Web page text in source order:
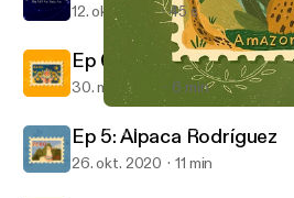
Viajes Inmóviles
12. okt. 2024 45 s
Ep 6: Bahía de todos los
30. maj 2022 6 min
Ep 5: Alpaca Rodríguez
26. okt. 2020 11 min